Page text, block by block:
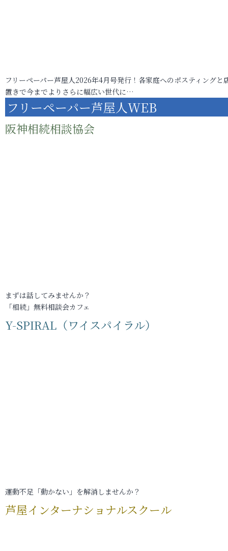
フリーペーパー芦屋人2026年4月号発行！各家庭へのポスティングと
置きで今までよりさらに幅広い世代に…
フリーペーパー芦屋人WEB
阪神相続相談協会
まずは話してみませんか？
「相続」無料相談会カフェ
Y-SPIRAL（ワイスパイラル）
運動不足「動かない」を解消しませんか？
芦屋インターナショナルスクール